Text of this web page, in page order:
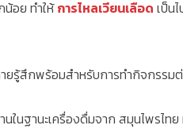
อย ทำให้การไหลเวียนเลือด เป็น
รู้สึกพร้อมสำหรับการทำกิจกรรมต่
นฐานะเครื่องดื่มจาก สมุนไพรไท